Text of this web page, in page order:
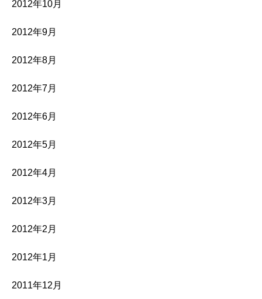
2012年10月
2012年9月
2012年8月
2012年7月
2012年6月
2012年5月
2012年4月
2012年3月
2012年2月
2012年1月
2011年12月